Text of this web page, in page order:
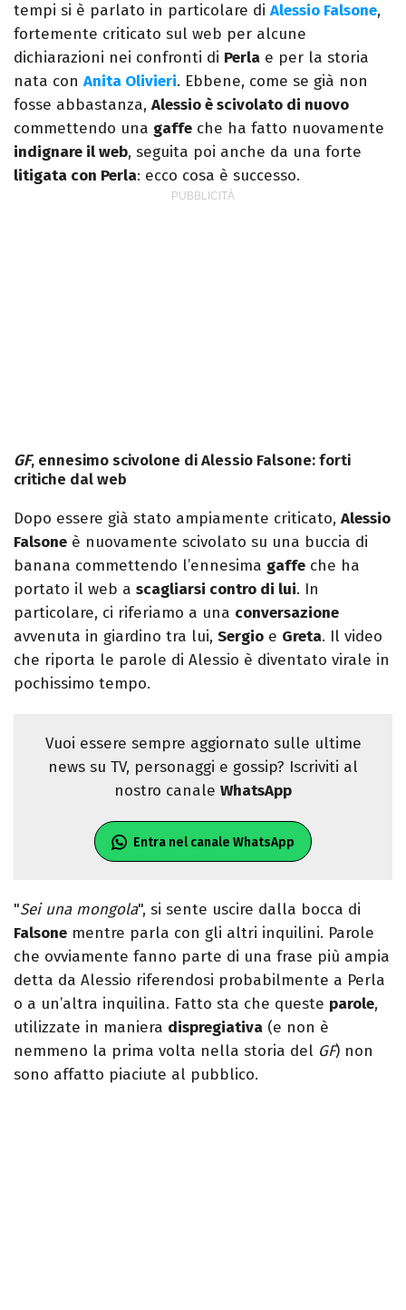
tempi si è parlato in particolare di Alessio Falsone,
fortemente criticato sul web per alcune
dichiarazioni nei confronti di Perla e per la storia
nata con Anita Olivieri. Ebbene, come se già non
fosse abbastanza, Alessio è scivolato di nuovo
commettendo una gaffe che ha fatto nuovamente
indignare il web, seguita poi anche da una forte
litigata con Perla: ecco cosa è successo.
GF, ennesimo scivolone di Alessio Falsone: forti
critiche dal web
Dopo essere già stato ampiamente criticato, Alessio
Falsone è nuovamente scivolato su una buccia di
banana commettendo l’ennesima gaffe che ha
portato il web a scagliarsi contro di lui. In
particolare, ci riferiamo a una conversazione
avvenuta in giardino tra lui, Sergio e Greta. Il video
che riporta le parole di Alessio è diventato virale in
pochissimo tempo.
Vuoi essere sempre aggiornato sulle ultime
news su TV, personaggi e gossip? Iscriviti al
nostro canale WhatsApp
Entra nel canale WhatsApp
"Sei una mongola", si sente uscire dalla bocca di
Falsone mentre parla con gli altri inquilini. Parole
che ovviamente fanno parte di una frase più ampia
detta da Alessio riferendosi probabilmente a Perla
o a un’altra inquilina. Fatto sta che queste parole,
utilizzate in maniera dispregiativa (e non è
nemmeno la prima volta nella storia del GF) non
sono affatto piaciute al pubblico.